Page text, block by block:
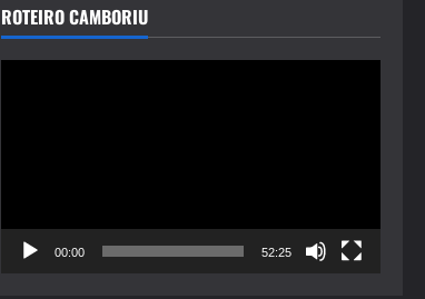
ROTEIRO CAMBORIU
00:00 52:25